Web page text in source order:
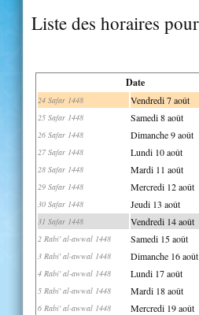
Liste des horaires
Date
24 Safar 1448 Vendredi 7 août
25 Safar 1448 Samedi 8 août
26 Safar 1448 Dimanche 9 août
27 Safar 1448 Lundi 10 août
28 Safar 1448 Mardi 11 août
29 Safar 1448 Mercredi 12 août
30 Safar 1448 Jeudi 13 août
31 Safar 1448 Vendredi 14 août
2 Rabi' al-awwal 1448 Samedi 15 août
3 Rabi' al-awwal 1448 Dimanche 16 août
4 Rabi' al-awwal 1448 Lundi 17 août
5 Rabi' al-awwal 1448 Mardi 18 août
6 Rabi' al-awwal 1448 Mercredi 19 août